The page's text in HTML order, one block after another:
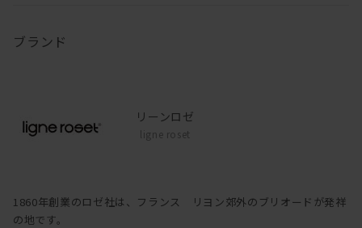
ブランド
リーンロゼ
ligne roset
1860年創業のロゼ社は、フランス リヨン郊外のブリオードが発祥
の地です。